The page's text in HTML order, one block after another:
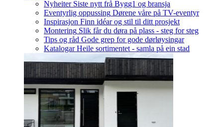
Nyheiter Siste nytt frå Bygg1 og bransja
Eventyrlig oppussing Dørene våre på TV-eventyr
Inspirasjon Finn idéar og stil til ditt prosjekt
Montering Slik får du døra på plass - steg for steg
Tips og råd Gode grep for gode dørløysingar
Katalogar Heile sortimentet - samla på ein stad